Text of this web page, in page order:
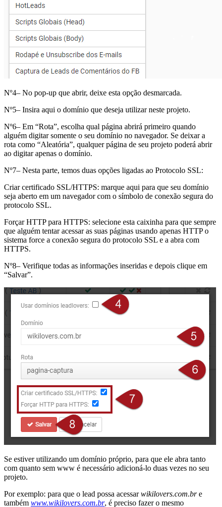
Nº4– No pop-up que abrir, deixe esta opção desmarcada.
Nº5– Insira aqui o domínio que deseja utilizar neste projeto.
Nº6– Em “Rota”, escolha qual página abrirá primeiro quando
alguém digitar somente o seu domínio no navegador. Se deixar a
rota como “Aleatória”, qualquer página de seu projeto poderá abrir
ao digitar apenas o domínio.
Nº7– Nesta parte, temos duas opções ligadas ao Protocolo SSL:
Criar certificado SSL/HTTPS: marque aqui para que seu domínio
seja aberto em um navegador com o símbolo de conexão segura do
protocolo SSL.
Forçar HTTP para HTTPS: selecione esta caixinha para que sempre
que alguém tentar acessar as suas páginas usando apenas HTTP o
sistema force a conexão segura do protocolo SSL e a abra com
HTTPS.
Nº8– Verifique todas as informações inseridas e depois clique em
“Salvar”.
Se estiver utilizando um domínio próprio, para que ele abra tanto
com quanto sem www é necessário adicioná-lo duas vezes no seu
projeto.
Por exemplo: para que o lead possa acessarwikilovers.com.bre
também www.wikilovers.com.br, é preciso fazer o mesmo